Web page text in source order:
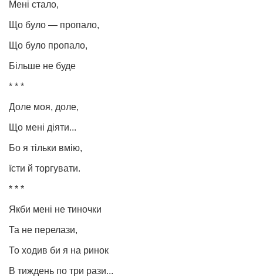
Мені стало,
Що було — пропало,
Що було пропало,
Більше не буде
* * *
Доле моя, доле,
Що мені діяти...
Бо я тільки вмію,
їсти й торгувати.
* * *
Якби мені не тиночки
Та не перелази,
То ходив би я на ринок
В тиждень по три рази...